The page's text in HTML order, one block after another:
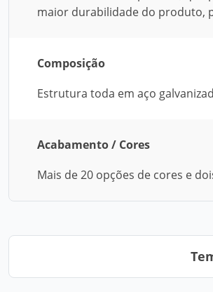
maior durabilidade do produto,
Composição
Estrutura toda em aço
Acabamento / Cores
Mais de 20 opções de cores e